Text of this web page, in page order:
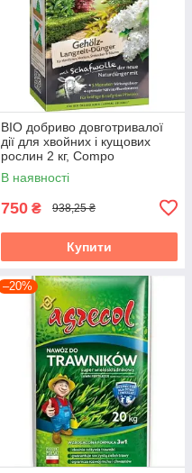
BIO добриво довготривалої
дії для хвойних і кущових
рослин 2 кг, Compo
В наявності
750 ₴ 938,25 ₴
Купити
–20%